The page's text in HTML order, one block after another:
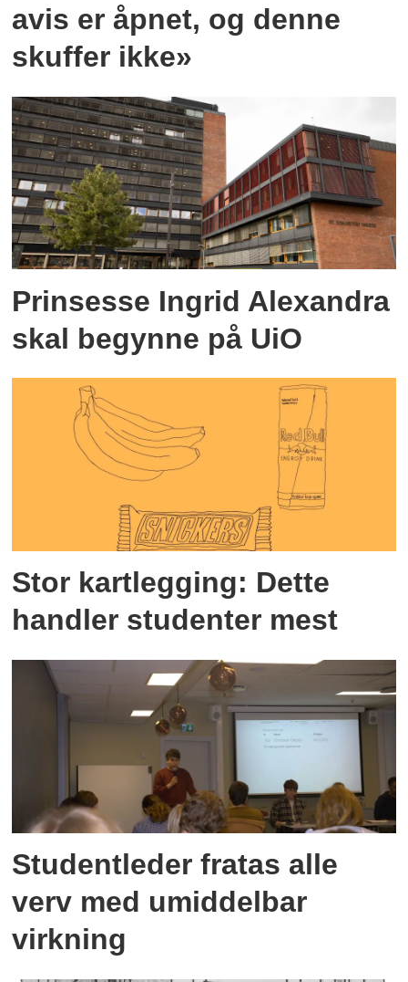
avis er åpnet, og denne
skuffer ikke»
Prinsesse Ingrid Alexandra
skal begynne på UiO
Stor kartlegging: Dette
handler studenter mest
Studentleder fratas alle
verv med umiddelbar
virkning